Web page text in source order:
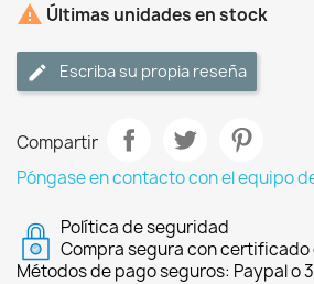
 Últimas unidades en stock
Escriba su propia reseña
Compartir
Póngase en contacto con el equipo
Política de seguridad
Compra segura con certificado
Métodos de pago seguros: Paypal o